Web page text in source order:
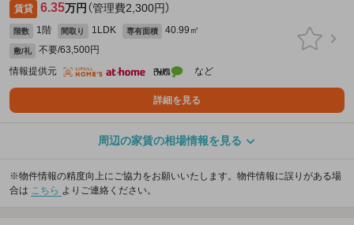
賃貸 6.35万円 （管理費2,300円）
階数 1階 間取り 1LDK 専有面積 40.99㎡
敷/礼
不要/63,500円
情報提供元
など
詳細を見る
周辺の家賃の相場情報を見る
※物件情報の精度向上にご協力をお願いいたします。物件情報に誤りがある場
合は こちら よりご連絡ください。